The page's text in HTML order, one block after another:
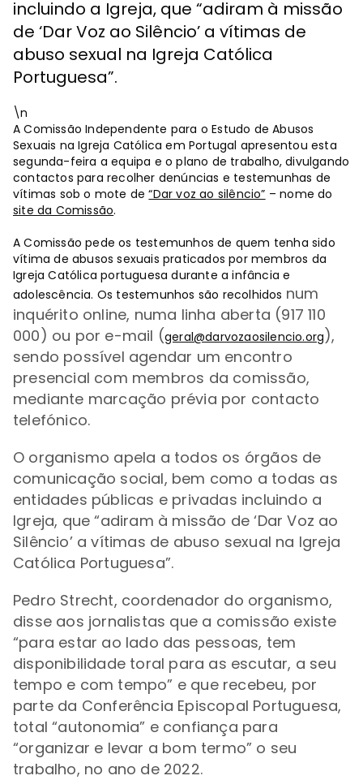
incluindo a Igreja, que “adiram à missão
de ‘Dar Voz ao Silêncio’ a vítimas de
abuso sexual na Igreja Católica
Portuguesa”.
\n
A Comissão Independente para o Estudo de Abusos
Sexuais na Igreja Católica em Portugal apresentou esta
segunda-feira a equipa e o plano de trabalho, divulgando
contactos para recolher denúncias e testemunhas de
vítimas sob o mote de“Dar voz ao silêncio” – nome do
site da Comissão.
A Comissão pede os testemunhos de quem tenha sido
vítima de abusos sexuais praticados por membros da
Igreja Católica portuguesa durante a infância e
adolescência. Os testemunhos são recolhidos num
inquérito online, numa linha aberta (917 110
000) ou por e-mail (geral@darvozaosilencio.org),
sendo possível agendar um encontro
presencial com membros da comissão,
mediante marcação prévia por contacto
telefónico.
O organismo apela a todos os órgãos de
comunicação social, bem como a todas as
entidades públicas e privadas incluindo a
Igreja, que “adiram à missão de ‘Dar Voz ao
Silêncio’ a vítimas de abuso sexual na Igreja
Católica Portuguesa”.
Pedro Strecht, coordenador do organismo,
disse aos jornalistas que a comissão existe
“para estar ao lado das pessoas, tem
disponibilidade toral para as escutar, a seu
tempo e com tempo” e que recebeu, por
parte da Conferência Episcopal Portuguesa,
total “autonomia” e confiança para
“organizar e levar a bom termo” o seu
trabalho, no ano de 2022.